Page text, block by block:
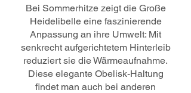
Bei Sommerhitze zeigt die Große
Heidelibelle eine faszinierende
Anpassung an ihre Umwelt: Mit
senkrecht aufgerichtetem Hinterleib
reduziert sie die Wärmeaufnahme.
Diese elegante Obelisk-Haltung
findet man auch bei anderen